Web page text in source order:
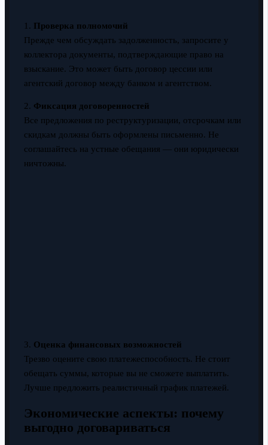
1. Проверка полномочий
Прежде чем обсуждать задолженность, запросите у
коллектора документы, подтверждающие право на
взыскание. Это может быть договор цессии или
агентский договор между банком и агентством.
2. Фиксация договоренностей
Все предложения по реструктуризации, отсрочкам или
скидкам должны быть оформлены письменно. Не
соглашайтесь на устные обещания — они юридически
ничтожны.
3. Оценка финансовых возможностей
Трезво оцените свою платежеспособность. Не стоит
обещать суммы, которые вы не сможете выплатить.
Лучше предложить реалистичный график платежей.
Экономические аспекты: почему
выгодно договариваться